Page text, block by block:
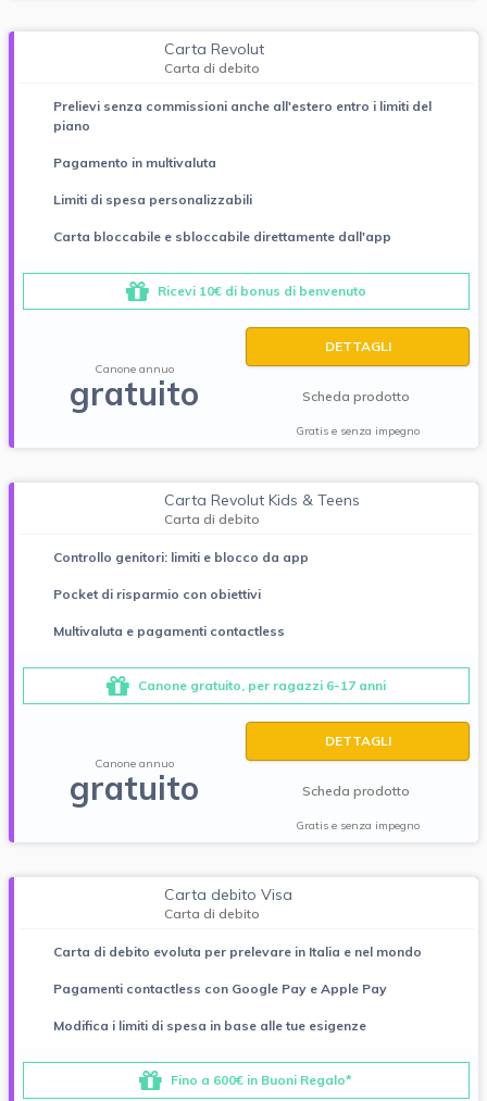
Carta Revolut
Carta di debito
Prelievi senza commissioni anche all'estero entro i limiti del
piano
Pagamento in multivaluta
Limiti di spesa personalizzabili
Carta bloccabile e sbloccabile direttamente dall'app
Ricevi 10€ di bonus di benvenuto
Canone annuo
gratuito
DETTAGLI
Scheda prodotto
Gratis e senza impegno
Carta Revolut Kids & Teens
Carta di debito
Controllo genitori: limiti e blocco da app
Pocket di risparmio con obiettivi
Multivaluta e pagamenti contactless
Canone gratuito, per ragazzi 6-17 anni
Canone annuo
gratuito
DETTAGLI
Scheda prodotto
Gratis e senza impegno
Carta debito Visa
Carta di debito
Carta di debito evoluta per prelevare in Italia e nel mondo
Pagamenti contactless con Google Pay e Apple Pay
Modifica i limiti di spesa in base alle tue esigenze
Fino a 600€ in Buoni Regalo*